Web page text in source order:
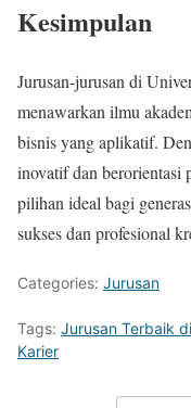
Kesimpulan
Jurusan-jurusan di
menawarkan ilmu
bisnis yang aplikatif.
inovatif dan berorientasi
pilihan ideal bagi
sukses dan profesional
Categories: Jurusan
Tags: Jurusan Terbaik
Karier